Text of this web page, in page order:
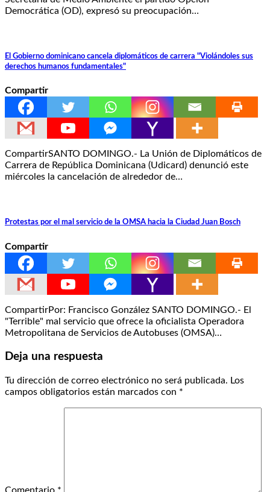
Democrática (OD), expresó su preocupación…
El Gobierno dominicano cancela diplomáticos de carrera "Violándoles sus
derechos humanos fundamentales"
Compartir
CompartirSANTO DOMINGO.- La Unión de Diplomáticos de
Carrera de República Dominicana (Udicard) denunció este
miércoles la cancelación de alrededor de…
Protestas por el mal servicio de la OMSA hacia la Ciudad Juan Bosch
Compartir
CompartirPor: Francisco González SANTO DOMINGO.- El
"Terrible" mal servicio que ofrece la oficialista Operadora
Metropolitana de Servicios de Autobuses (OMSA)…
Deja una respuesta
Tu dirección de correo electrónico no será publicada. Los
campos obligatorios están marcados con *